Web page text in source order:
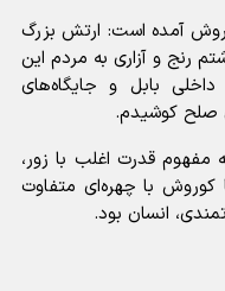
آمده است: ارتش بزرگ
رنج و آزاری به مردم این
بابل و جایگاه‌های
صلح کوشیدم.
قدرت اغلب با زور،
کوروش با چهره‌ای متفاوت
انسان بود.